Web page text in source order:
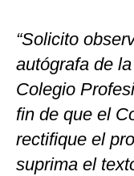
“Solicito
autógrafa de
Colegio
fin de que el
rectifique el
suprima el